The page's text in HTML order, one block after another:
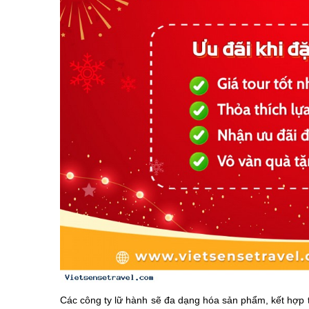
Các công ty lữ hành sẽ đa dạng hóa sản phẩm, kết